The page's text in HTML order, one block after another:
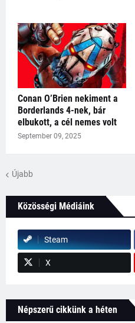
Conan O’Brien nekiment a
Borderlands 4-nek, bár
elbukott, a cél nemes volt
September 09, 2025
Újabb
Közösségi Médiáink
Steam
X
Népszerű cikkünk a héten